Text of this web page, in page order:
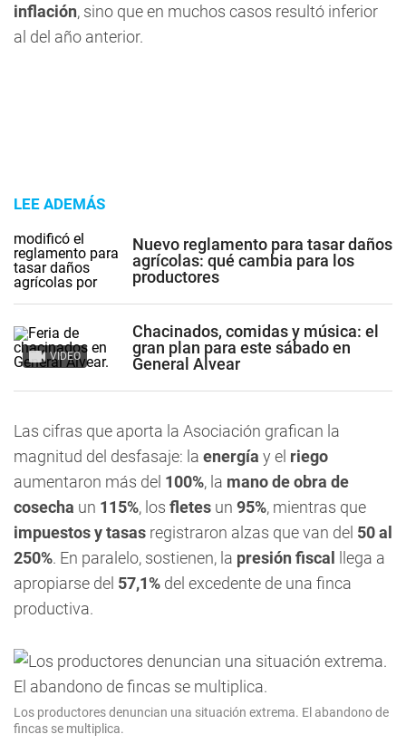
inflación, sino que en muchos casos resultó inferior
al del año anterior.
LEE ADEMÁS
Nuevo reglamento para tasar daños
agrícolas: qué cambia para los
productores
VIDEO
Chacinados, comidas y música: el
gran plan para este sábado en
General Alvear
Las cifras que aporta la Asociación grafican la
magnitud del desfasaje: la energía y el riego
aumentaron más del 100%, la mano de obra de
cosecha un 115%, los fletes un 95%, mientras que
impuestos y tasas registraron alzas que van del 50 al
250%. En paralelo, sostienen, la presión fiscal
llega a
apropiarse del 57,1% del excedente de una finca
productiva.
Los productores denuncian una situación extrema. El abandono de
fincas se multiplica.